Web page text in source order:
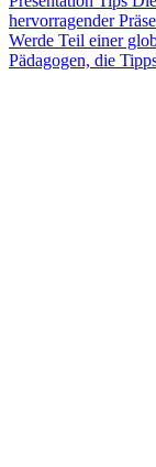
hervorragender
Werde Teil einer
Pädagogen, die